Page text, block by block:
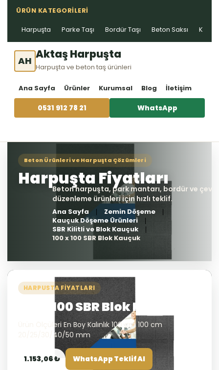
ÜRÜN KATEGORILERI
Harpuşta Parke Taşı Bordür Taşı Beton Saksı Kablo
AH Aktaş Harpuşta
Harpuşta ve beton taş ürünleri
Ana Sayfa Ürünler Kurumsal Blog İletişim
0531 912 78 21 WhatsApp
Ana Sayfa
Zemin Döşeme
Kauçuk Döşeme Ürünleri
SBR Kilitli ve Blok Kauçuk
100 x 100 SBR Blok Kauçuk
HARPUSTA FIYATLARI
100 x 100 SBR Blok Kauçuk
Ürün Ölçüleri En Boy Kalınlık 100 cm 100 cm
20/25/30/40/50 mm
1.153,06 ₺ WhatsApp Teklif Al